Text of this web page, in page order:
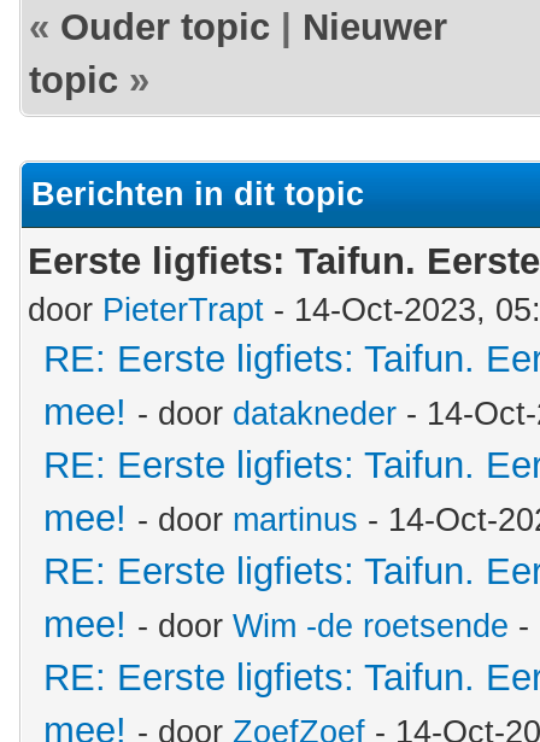
« Ouder topic
Nieuwer
topic »
Berichten in dit topic
Eerste ligfiets: Taifun.
door PieterTrapt - 14-Oct-2023,
RE: Eerste ligfiets: Taifun.
mee! - door datakneder - 14-
RE: Eerste ligfiets: Taifun.
mee! - door martinus - 14-Oct-
RE: Eerste ligfiets: Taifun.
mee! - door Wim -de roetsende -
RE: Eerste ligfiets: Taifun.
mee! - door ZoefZoef - 14-Oct-